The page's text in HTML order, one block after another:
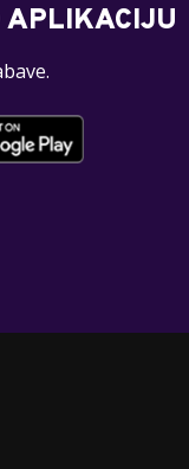
APLIKACIJU